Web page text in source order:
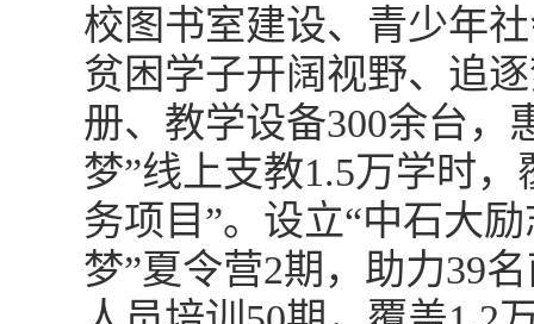
校图书室建设、青少年
贫困学子开阔视野、追
册、教学设备300余台，
梦”线上支教1.5万学时
务项目”。设立“中石大
梦”夏令营2期，助力39